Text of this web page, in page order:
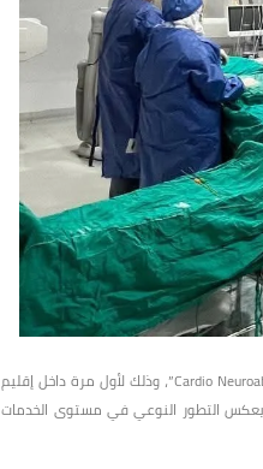
أعلنت الهيئة العامة للرعاية الصحية عن نجاح إجراء تدخل طبي دقيق ومتقدم يُعرف باسم “كيّ العقد العصبية – Cardio Neuroablation”، وذلك لأول مرة داخل إقليم
التطور النوعي في مستوى الخدمات